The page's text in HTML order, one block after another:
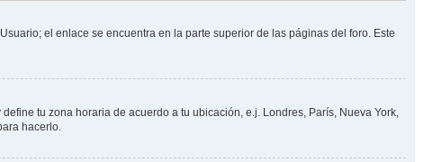
el enlace se encuentra en la parte superior de las páginas del foro. Este
tu zona horaria de acuerdo a tu ubicación, e.j. Londres, París, Nueva York,
hacerlo.